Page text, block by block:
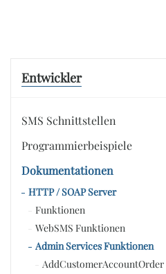
Entwickler
SMS Schnittstellen
Programmierbeispiele
Dokumentationen
HTTP / SOAP Server
Funktionen
WebSMS Funktionen
Admin Services Funktionen
AddCustomerAccountOrder